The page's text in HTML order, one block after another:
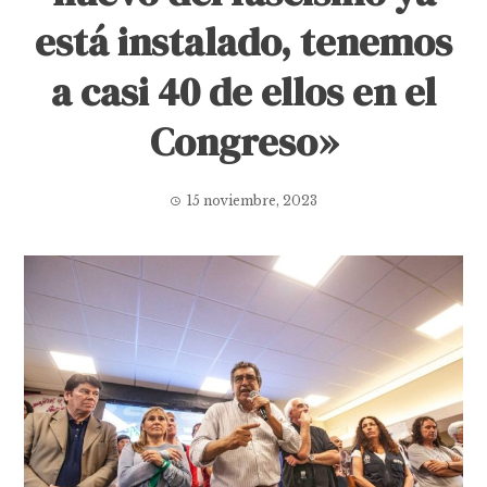
está instalado, tenemos
a casi 40 de ellos en el
Congreso»
15 noviembre, 2023